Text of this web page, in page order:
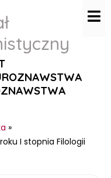
»
I stopnia Filologii